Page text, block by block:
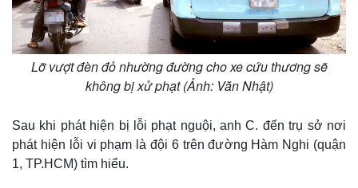
Lỡ vượt đèn đỏ nhường đường cho xe cứu thương sẽ
không bị xử phạt (Ảnh: Văn Nhật)
Sau khi phát hiện bị lỗi phạt nguội, anh C. đến trụ sở nơi
phát hiện lỗi vi phạm là đội 6 trên đường Hàm Nghi (quận
1, TP.HCM) tìm hiểu.